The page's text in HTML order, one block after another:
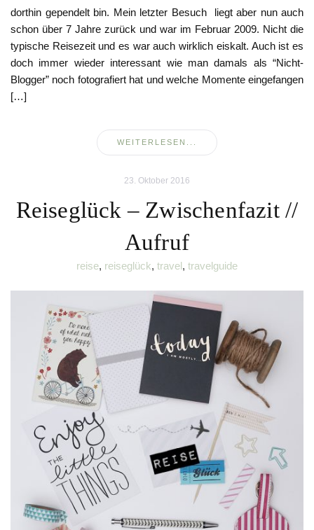
dorthin gependelt bin. Mein letzter Besuch liegt aber nun auch
schon über 7 Jahre zurück und war im Februar 2009. Nicht die
typische Reisezeit und es war auch wirklich eiskalt. Auch ist es
doch immer wieder interessant wie man damals als “Nicht-
Blogger” noch fotografiert hat und welche Momente eingefangen
[…]
WEITERLESEN...
23. Oktober 2016
Reiseglück – Zwischenfazit //
Aufruf
reise, reiseglück, travel, travelguide